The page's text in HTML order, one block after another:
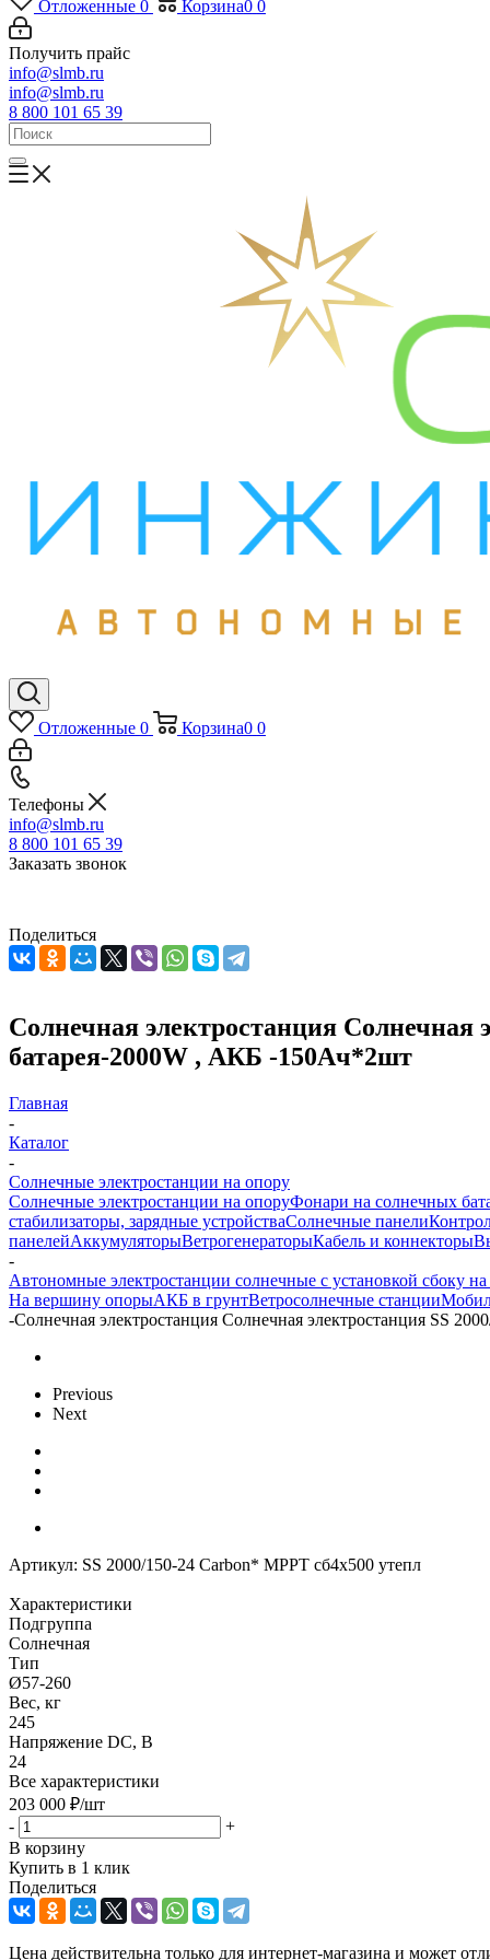
Отложенные 0 Корзина0 0
Получить прайс
info@slmb.ru
info@slmb.ru
8 800 101 65 39
Отложенные 0 Корзина0 0
Телефоны
info@slmb.ru
8 800 101 65 39
Заказать звонок
Поделиться
Солнечная электростанция Солнечная
батарея-2000W , АКБ -150Aч*2шт
Главная
-
Каталог
-
Солнечные электростанции на опору
Солнечные электростанции на опоруФонари на солнечных
стабилизаторы, зарядные устройстваСолнечные панели
панелейАккумуляторыВетрогенераторыКабель и коннекторы
-
Автономные электростанции солнечные с установкой сбоку
На вершину опорыАКБ в грунтВетросолнечные станции
-Солнечная электростанция Солнечная электростанция SS
Previous
Next
Артикул: SS 2000/150-24 Carbon* MPPT сб4x500 утепл
Характеристики
Подгруппа
Солнечная
Тип
Ø57-260
Вес, кг
245
Напряжение DC, В
24
Все характеристики
203 000 ₽/шт
-
+
В корзину
Купить в 1 клик
Поделиться
Цена действительна только для интернет-магазина и может